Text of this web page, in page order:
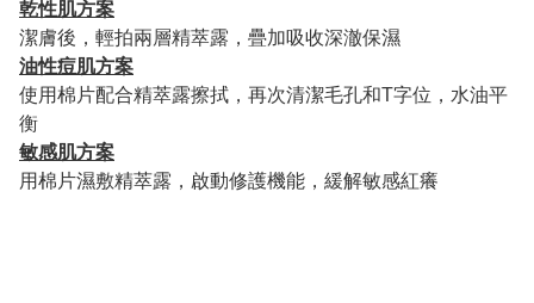
乾性肌方案
潔膚後，輕拍兩層精萃露，疊加吸收深澈保濕
油性痘肌方案
使用棉片配合精萃露擦拭，再次清潔毛孔和T字位，水油平
衡
敏感肌方案
用棉片濕敷精萃露，啟動修護機能，緩解敏感紅癢